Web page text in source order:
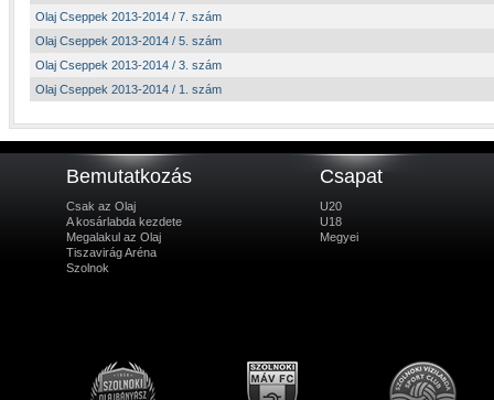
Olaj Cseppek 2013-2014 / 7. szám
Olaj Cseppek 2013-2014 / 5. szám
Olaj Cseppek 2013-2014 / 3. szám
Olaj Cseppek 2013-2014 / 1. szám
Bemutatkozás
Csak az Olaj
A kosárlabda kezdete
Megalakul az Olaj
Tiszavirág Aréna
Szolnok
Csapat
U20
U18
Megyei